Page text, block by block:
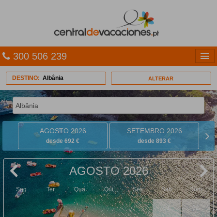
300 506 239
Entrar
TRIP PLANNER
PACOTES
MULTIDESTINO
CARAÍBAS
CRUZEIROS
DESTINO: Albânia ALTERAR
AGOSTO 2026
desde 692 €
SETEMBRO 2026
desde 893 €
AGOSTO 2026
Seg Ter Qua Qui Sex Sab Dom
01 02